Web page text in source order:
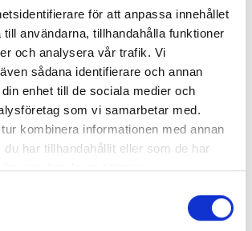
för att anpassa innehållet
användarna, tillhandahålla funktioner
och analysera vår trafik. Vi
sådana identifierare och annan
enhet till de sociala medier och
som vi samarbetar med.
kombinera informationen med annan
du har tillhandahållit eller som de har
använt deras tjänster.
behöver tillskott
att fungera, men det går att
mängden energi som går åt
klimatavtrycket för den
behöver användas.
efter avklarad utbildning:
el och elsäkerhet samt
i CAD